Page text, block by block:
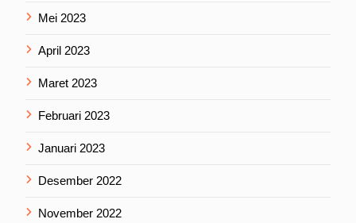
Mei 2023
April 2023
Maret 2023
Februari 2023
Januari 2023
Desember 2022
November 2022